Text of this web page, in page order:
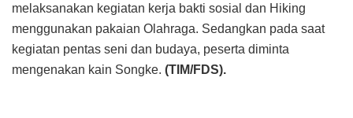
melaksanakan kegiatan kerja bakti sosial dan Hiking
menggunakan pakaian Olahraga. Sedangkan pada saat
kegiatan pentas seni dan budaya, peserta diminta
mengenakan kain Songke. (TIM/FDS).